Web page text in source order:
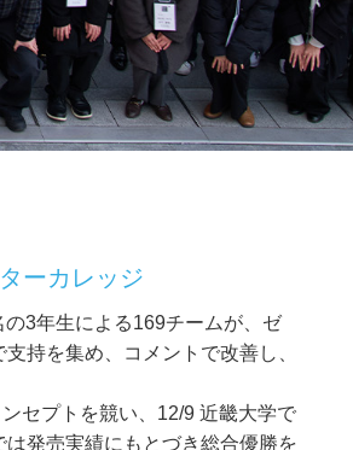
ーカレッジ
3年生による169チームが、ゼ
持を集め、コメントで改善し、
セプトを競い、12/9 近畿大学で
発売実績にもとづき総合優勝を